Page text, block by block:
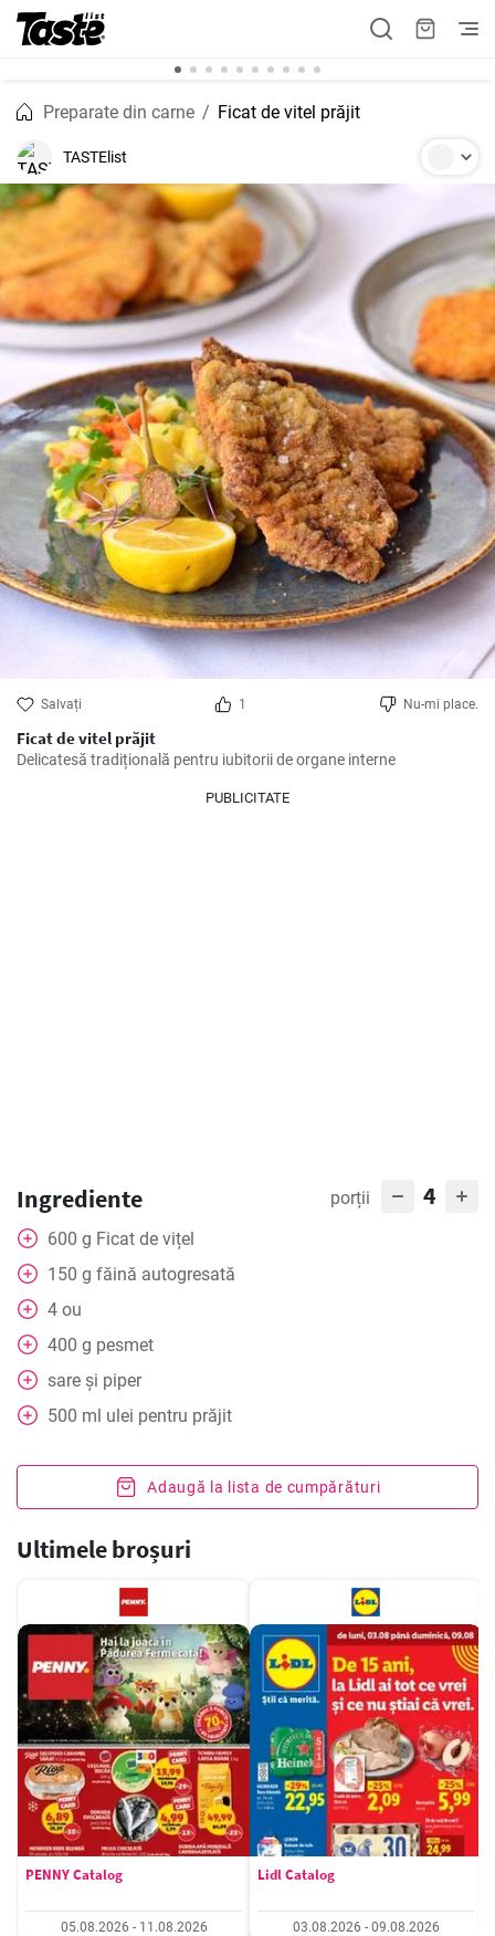
Preparate din carne Ficat de vitel prăjit
TASTElist
Salvați 1 Nu-mi place.
Ficat de vitel prăjit
Delicatesă tradițională pentru iubitorii de organe interne
PUBLICITATE
Ingrediente porții 4
600 g Ficat de vițel
150 g făină autogresată
4 ou
400 g pesmet
sare și piper
500 ml ulei pentru prăjit
Adaugă la lista de cumpărături
Ultimele broșuri
PENNY Catalog
05.08.2026 - 11.08.2026
Lidl Catalog
03.08.2026 - 09.08.2026